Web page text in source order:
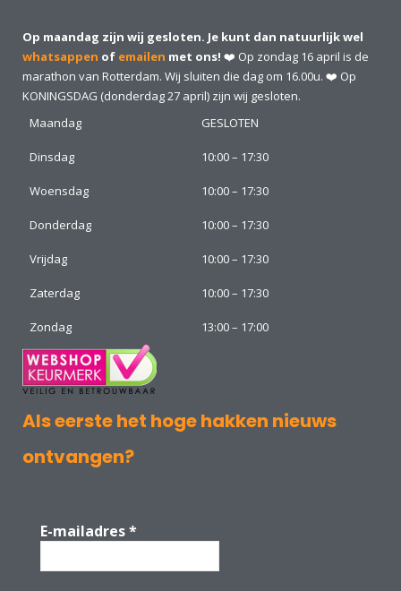
Op maandag zijn wij gesloten. Je kunt dan natuurlijk wel
whatsappen of emailen met ons! ❤️ Op zondag 16 april is de
marathon van Rotterdam. Wij sluiten die dag om 16.00u. ❤️ Op
KONINGSDAG (donderdag 27 april) zijn wij gesloten.
Maandag
GESLOTEN
Dinsdag 10:00 – 17:30
Woensdag 10:00 – 17:30
Donderdag 10:00 – 17:30
Vrijdag 10:00 – 17:30
Zaterdag 10:00 – 17:30
Zondag 13:00 – 17:00
Als eerste het hoge hakken nieuws
ontvangen?
E-mailadres*